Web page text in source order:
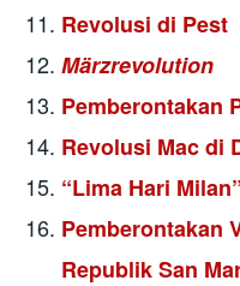
Revolusi di Pest
Märzrevolution
Pemberontakan
Revolusi Mac di
“Lima Hari Milan”
Pemberontakan
Republik San